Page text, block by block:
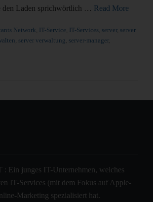
den Laden sprichwörtlich … Read More
Network IT-Service IT-Services server, server
server verwaltung server-manager,
: Ein junges IT-Unternehmen, welches
IT-Services (mit dem Fokus auf Apple-
Marketing spezialisiert hat.